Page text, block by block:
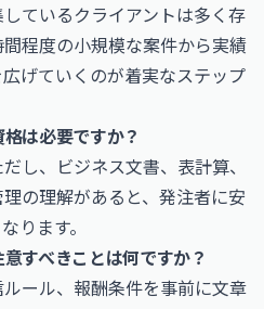
ているクライアントは多く存
程度の小規模な案件から実績
げていくのが着実なステップ
は必要ですか？
し、ビジネス文書、表計算、
の理解があると、発注者に安
ります。
すべきことは何ですか？
ール、報酬条件を事前に文章